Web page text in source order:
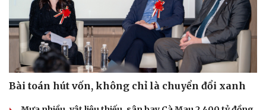
Bài toán hút vốn, không chỉ là chuyển đổi xanh